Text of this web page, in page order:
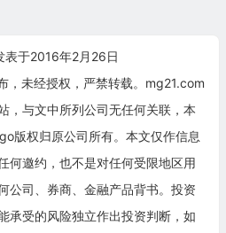
表于2016年2月26日
，未经授权，严禁转载。mg21.com
，与文中所列公司无任何关联，本
版权归原公司所有。本文仅作信息
何邀约，也不是对任何受限地区用
公司、券商、金融产品背书。投资
承受的风险独立作出投资判断，如